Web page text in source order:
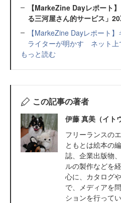
【MarkeZine Dayレポート
る三河屋さん的サービス」
【MarkeZine Dayレポート
ライターが明かす ネット上
もっと読む
この記事の著者
伊藤 真美（イト
フリーランスの
ともとは絵本の
誌、企業出版物
ルの製作などを
心に、カタログ
で、メディアを
ションを行ってい